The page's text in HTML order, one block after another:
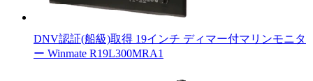
DNV認証(船級)取得 19インチ ディマー付マリンモニタ
ー Winmate R19L300MRA1